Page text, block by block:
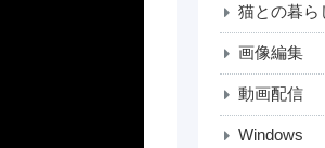
猫との暮ら
画像編集
動画配信
Windows